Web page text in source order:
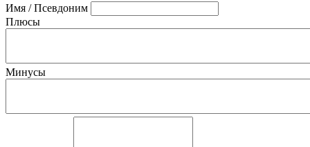
Имя / Псевдоним
Плюсы
Минусы